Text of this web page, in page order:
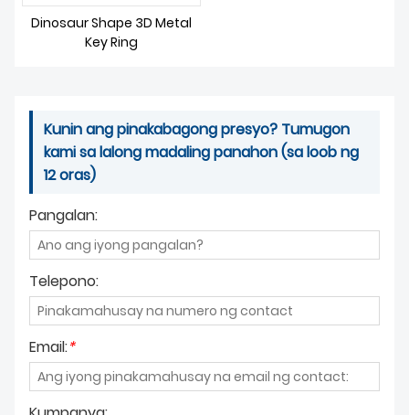
BALITA
Dinosaur Shape 3D Metal
Key Ring
Kunin ang pinakabagong presyo? Tumugon
kami sa lalong madaling panahon (sa loob ng
12 oras)
Pangalan:
Telepono:
Email:*